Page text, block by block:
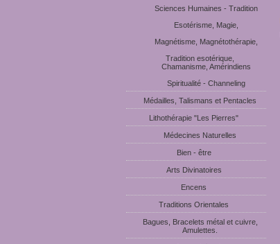
Sciences Humaines - Tradition
Esotérisme, Magie,
Magnétisme, Magnétothérapie,
Tradition esotérique,
Chamanisme, Amérindiens
Spiritualité - Channeling
Médailles, Talismans et Pentacles
Lithothérapie "Les Pierres"
Médecines Naturelles
Bien - être
Arts Divinatoires
Encens
Traditions Orientales
Bagues, Bracelets métal et cuivre,
Amulettes.